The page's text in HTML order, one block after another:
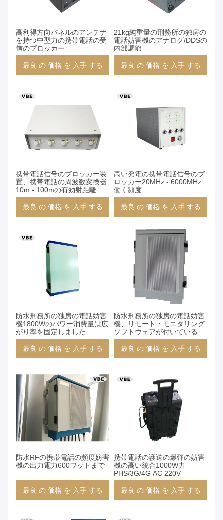
高利得方向パネルのアンテナ
を持つ中型力の携帯電話の受
信のブロッカー
最良 の 価格 を 入手 する
21kg純重量の刑務所の独房の
電話妨害機のアナログ/DDSの
内部調節
最良 の 価格 を 入手 する
携帯電話信号のブロッカー装
置、携帯電話の周波数変換器
10m - 100mの有効射距離
最良 の 価格 を 入手 する
高い発電の携帯電話信号のブ
ロッカー20MHz - 6000MHz
働く頻度
最良 の 価格 を 入手 する
防水刑務所の独房の電話妨害
機1800Wのパワー消費量は広
がり率を固定しました
最良 の 価格 を 入手 する
防水刑務所の独房の電話妨害
機、リモート・モニタリング
ソフトウェアが付いているシ
ステムを詰め込む高い発電
200Wの刑務所
最良 の 価格 を 入手 する
防水RFの携帯電話の頻度妨害
機の出力電力600ワットまで
最良 の 価格 を 入手 する
携帯電話の護送の爆弾の妨害
機の高い統合1000W力
PHS/3G/4G AC 220V
最良 の 価格 を 入手 する